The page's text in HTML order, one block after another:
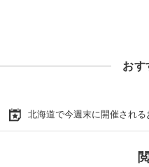
おす
北海道で今週末に開催され